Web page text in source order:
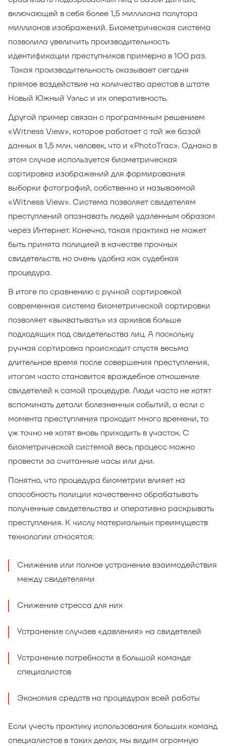
включающей в себя более 1,5 миллиона полутора
миллионов изображений. Биометрическая система
позволила увеличить производительность
идентификации преступников примерно в 100 раз.
Такая производительность оказывает сегодня
прямое воздействие на количество арестов в штате
Новый Южный Уэльс и их оперативность.
Другой пример связан с программным решением
«Witness View», которое работает с той же базой
данных в 1,5 млн. человек, что и «PhotoTrac». Однако в
этом случае используется биометрическая
сортировка изображений для формирования
выборки фотографий, собственно и называемой
«Witness View». Система позволяет свидетелям
преступлений опознавать людей удаленным образом
через Интернет. Конечно, такая практика не может
быть принята полицией в качестве прочных
свидетельств, но очень удобна как судебная
процедура.
В итоге по сравнению с ручной сортировкой
современная система биометрической сортировки
позволяет «выхватывать» из архивов больше
подходящих под свидетельства лиц. А поскольку
ручная сортировка происходит спустя весьма
длительное время после совершения преступления,
итогом часто становится враждебное отношение
свидетелей к самой процедуре. Люди часто не хотят
вспоминать детали болезненных событий, а если с
момента преступления проходит много времени, то
уж точно не хотят вновь приходить в участок. С
биометрической системой весь процесс можно
провести за считанные часы или дни.
Понятно, что процедура биометрии влияет на
способность полиции качественно обрабатывать
полученные свидетельства и оперативно раскрывать
преступления. К числу материальных преимуществ
технологии относятся:
Снижение или полное устранение взаимодействия
между свидетелями
Снижение стресса для них
Устранение случаев «давления» на свидетелей
Устранение потребности в большой команде
специалистов
Экономия средств на процедурах всей работы
Если учесть практику использования больших команд
специалистов в таких делах, мы видим огромную